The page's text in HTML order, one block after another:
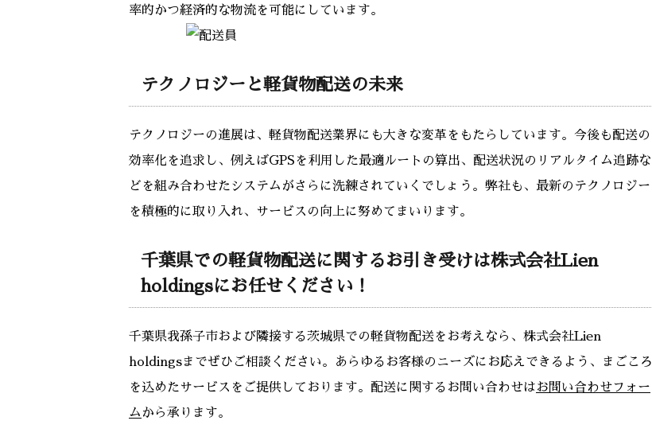
率的かつ経済的な物流を可能にしています。
テクノロジーと軽貨物配送の未来
テクノロジーの進展は、軽貨物配送業界にも大きな変革をもたらしています。今後も配送の
効率化を追求し、例えばGPSを利用した最適ルートの算出、配送状況のリアルタイム追跡な
どを組み合わせたシステムがさらに洗練されていくでしょう。弊社も、最新のテクノロジー
を積極的に取り入れ、サービスの向上に努めてまいります。
千葉県での軽貨物配送に関するお引き受けは株式会社Lien
holdingsにお任せください！
千葉県我孫子市および隣接する茨城県での軽貨物配送をお考えなら、株式会社Lien
holdingsまでぜひご相談ください。あらゆるお客様のニーズにお応えできるよう、まごころ
を込めたサービスをご提供しております。配送に関するお問い合わせはお問い合わせフォー
ム から承ります。